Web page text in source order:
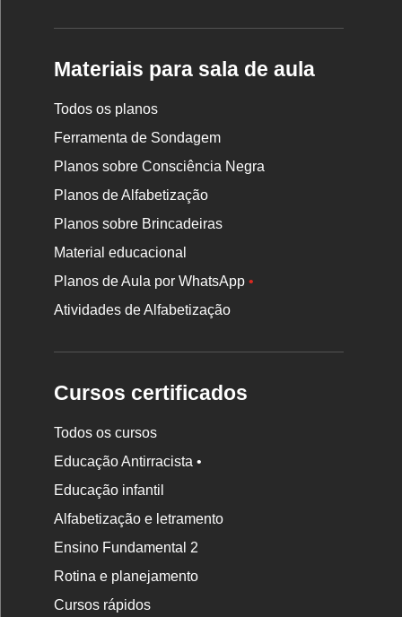
Materiais para sala de aula
Todos os planos
Ferramenta de Sondagem
Planos sobre Consciência Negra
Planos de Alfabetização
Planos sobre Brincadeiras
Material educacional
Planos de Aula por WhatsApp•
Atividades de Alfabetização
Cursos certificados
Todos os cursos
Educação Antirracista •
Educação infantil
Alfabetização e letramento
Ensino Fundamental 2
Rotina e planejamento
Cursos rápidos